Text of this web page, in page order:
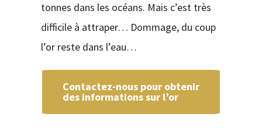
tonnes dans les océans. Mais c’est très
difficile à attraper… Dommage, du coup
l’or reste dans l’eau…
Contactez-nous pour obtenir
des informations sur l’or